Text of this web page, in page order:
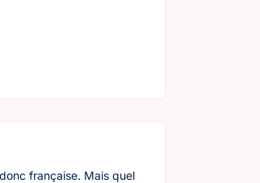
française. Mais quel